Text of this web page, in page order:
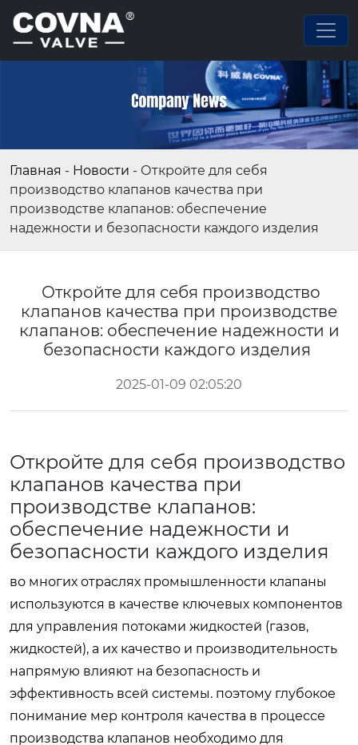
Главная - Новости - Откройте для себя
производство клапанов качества при
производстве клапанов: обеспечение
надежности и безопасности каждого изделия
Откройте для себя производство
клапанов качества при производстве
клапанов: обеспечение надежности и
безопасности каждого изделия
2025-01-09 02:05:20
Откройте для себя производство
клапанов качества при
производстве клапанов:
обеспечение надежности и
безопасности каждого изделия
во многих отраслях промышленности клапаны
используются в качестве ключевых компонентов
для управления потоками жидкостей (газов,
жидкостей), а их качество и производительность
напрямую влияют на безопасность и
эффективность всей системы. поэтому глубокое
понимание мер контроля качества в процессе
производства клапанов необходимо для